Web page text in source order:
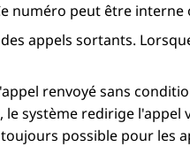
numéro peut être interne
appels sortants.
renvoyé sans
système redirige
possible pour les